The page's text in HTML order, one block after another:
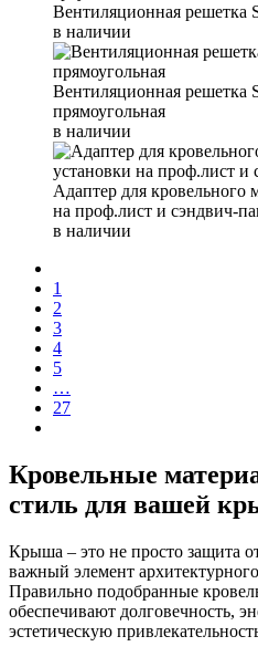
Вентиляционная решетка
в наличии
Вентиляционная решетка
прямоугольная
в наличии
Адаптер для кровельного
на проф.лист и сэндвич-
в наличии
1
2
3
4
5
…
27
Кровельные
стиль для вашей
Крыша – это не просто защита
важный элемент
Правильно подобранные
обеспечивают долговечность,
эстетическую